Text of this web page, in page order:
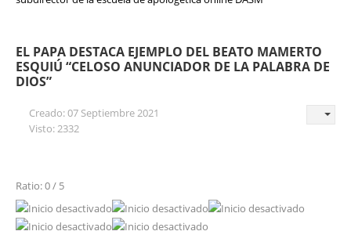
EL PAPA DESTACA EJEMPLO DEL BEATO MAMERTO
ESQUIÚ “CELOSO ANUNCIADOR DE LA PALABRA DE
DIOS”
Creado: 07 Septiembre 2021
Visto: 2332
Ratio: 0 / 5